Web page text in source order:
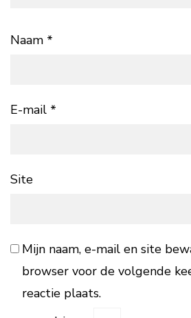
Naam *
E-mail *
Site
Mijn naam, e-mail en site
browser voor de volgende
reactie plaats.